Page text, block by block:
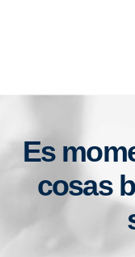
Es
cosas